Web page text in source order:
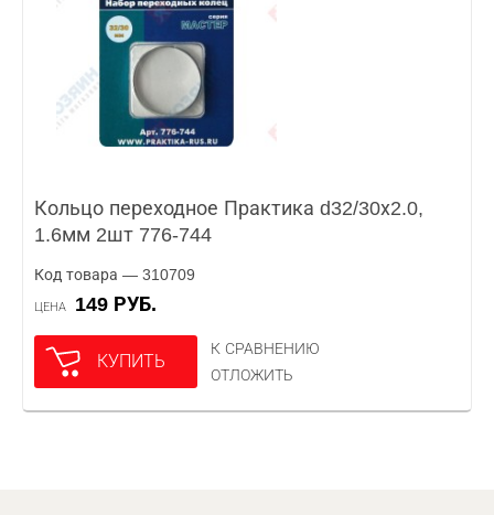
Кольцо переходное Практика d32/30х2.0,
1.6мм 2шт 776-744
Код товара — 310709
ЦЕНА 149 РУБ.
КУПИТЬ
К СРАВНЕНИЮ
ОТЛОЖИТЬ